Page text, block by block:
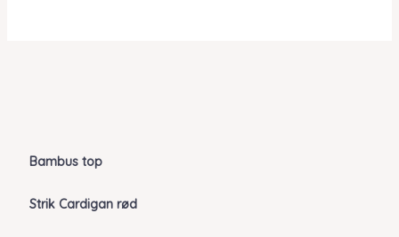
Bambus top
Strik Cardigan rød